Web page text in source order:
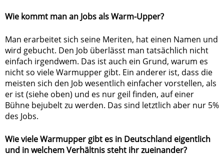
Wie kommt man an Jobs als Warm-Upper?
Man erarbeitet sich seine Meriten, hat einen Namen und
wird gebucht. Den Job überlässt man tatsächlich nicht
einfach irgendwem. Das ist auch ein Grund, warum es
nicht so viele Warmupper gibt. Ein anderer ist, dass die
meisten sich den Job wesentlich einfacher vorstellen, als
er ist (siehe oben) und es nur geil finden, auf einer
Bühne bejubelt zu werden. Das sind letztlich aber nur 5%
des Jobs.
Wie viele Warmupper gibt es in Deutschland eigentlich
und in welchem Verhältnis steht ihr zueinander?